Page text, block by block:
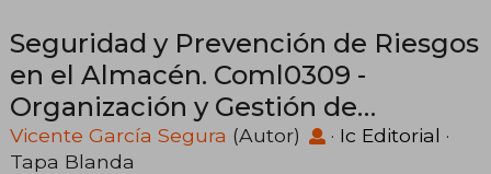
Seguridad y Prevención de Riesgos
en el Almacén. Coml0309 -
Organización y Gestión de
Almacenes
Vicente García Segura (Autor) · Ic Editorial ·
Tapa Blanda